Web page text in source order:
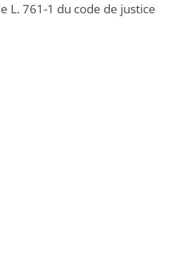
L. 761-1 du code de justice